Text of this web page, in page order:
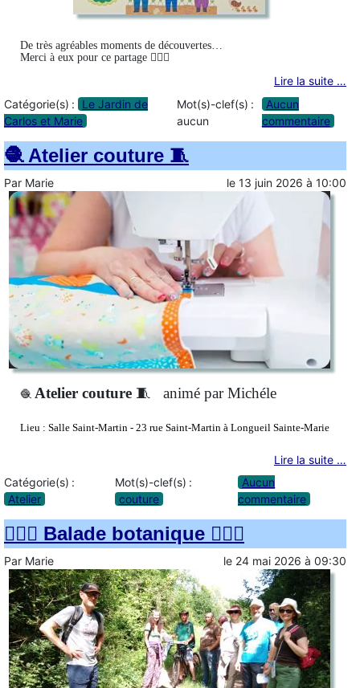
De très agréables moments de découvertes…
Merci à eux pour ce partage 👩‍❤️‍👨
Lire la suite …
Catégorie(s) :
Le Jardin de
Carlos et Marie
Mot(s)-clef(s) :
aucun
Aucun
commentaire
🧶 Atelier couture 🧵
Par Marie le 13 juin 2026 à 10:00
🧶 Atelier couture 🧵 animé par Michéle
Lieu : Salle Saint-Martin - 23 rue Saint-Martin à Longueil Sainte-Marie
Lire la suite …
Catégorie(s) :
Atelier
Mot(s)-clef(s) :
couture
Aucun
commentaire
🚶🏻‍♀️ Balade botanique 🚶🏻‍♂️
Par Marie le 24 mai 2026 à 09:30